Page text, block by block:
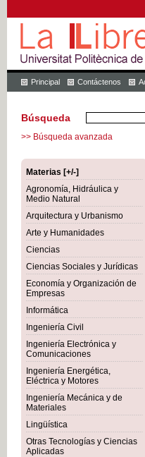
Principal Contáctenos
Búsqueda
>> Búsqueda avanzada
Materias [+/-]
Agronomía, Hidráulica y
Medio Natural
Arquitectura y Urbanismo
Arte y Humanidades
Ciencias
Ciencias Sociales y Jurídicas
Economía y Organización de
Empresas
Informática
Ingeniería Civil
Ingeniería Electrónica y
Comunicaciones
Ingeniería Energética,
Eléctrica y Motores
Ingeniería Mecánica y de
Materiales
Lingüística
Otras Tecnologías y Ciencias
Aplicadas